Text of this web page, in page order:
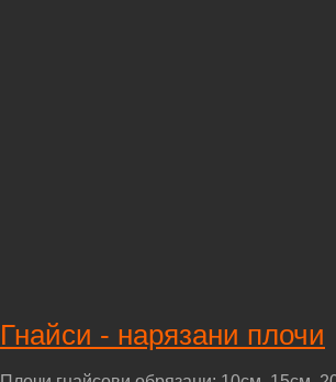
Гнайси - нарязани плочи